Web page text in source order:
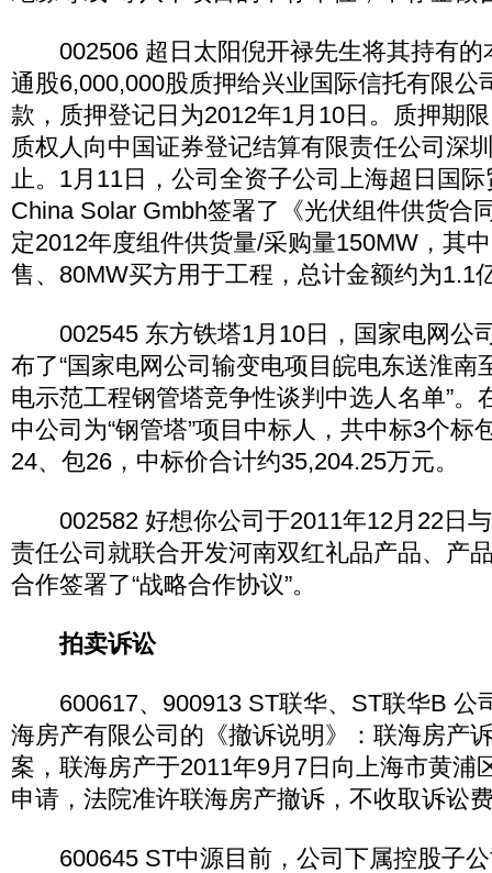
002506 超日太阳倪开禄先生将其持有的
通股6,000,000股质押给兴业国际信托有限公
款，质押登记日为2012年1月10日。质押期
质权人向中国证券登记结算有限责任公司深
止。1月11日，公司全资子公司上海超日国
China Solar Gmbh签署了《光伏组件供货合
定2012年度组件供货量/采购量150MW，其
售、80MW买方用于工程，总计金额约为1.1
002545 东方铁塔1月10日，国家电网公
布了“国家电网公司输变电项目皖电东送淮南
电示范工程钢管塔竞争性谈判中选人名单”。
中公司为“钢管塔”项目中标人，共中标3个标
24、包26，中标价合计约35,204.25万元。
002582 好想你公司于2011年12月22日与
责任公司就联合开发河南双红礼品产品、产
合作签署了“战略合作协议”。
拍卖诉讼
600617、900913 ST联华、ST联华B 公
海房产有限公司的《撤诉说明》：联海房产
案，联海房产于2011年9月7日向上海市黄浦
申请，法院准许联海房产撤诉，不收取诉讼
600645 ST中源目前，公司下属控股子公